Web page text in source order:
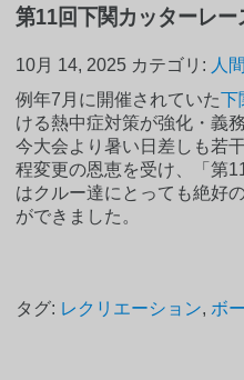
第11回下関カッターレ
10月 14, 2025 カテゴリ: 人間
例年7月に開催されていた下
ける熱中症対策が強化・義
今大会より暑い日差しも若
程変更の恩恵を受け、「第
はクルー達にとっても絶好
ができました。
タグ: レクリエーション, ボ